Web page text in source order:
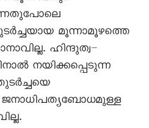
മൂന്നാമൂഴത്തെ
ഹിന്ദുത്വ–
നയിക്കപ്പെടുന്ന
ജനാധിപത്യബോധമുള്ള